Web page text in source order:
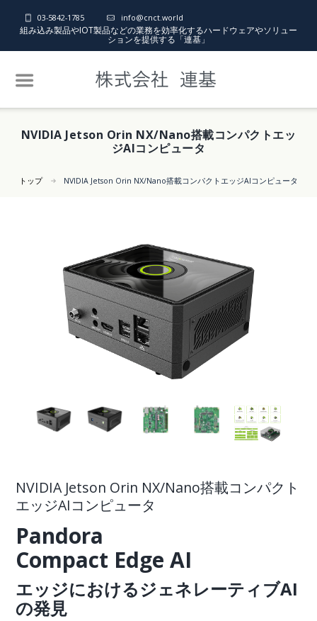
03-5842-1785 info@cnct.world
組み込み製品やIOT製品などの業務を効率化するハードウェアやソリュー
ションを提供する「連基」
NVIDIA Jetson Orin NX/Nano搭載コンパクトエッ
ジAIコンピュータ
トップ NVIDIA Jetson Orin NX/Nano搭載コンパクトエッジAIコンピュータ
NVIDIA Jetson Orin NX/Nano搭載コンパクト
エッジAIコンピュータ
Pandora
Compact Edge AI
エッジにおけるジェネレーティブAI
の発見